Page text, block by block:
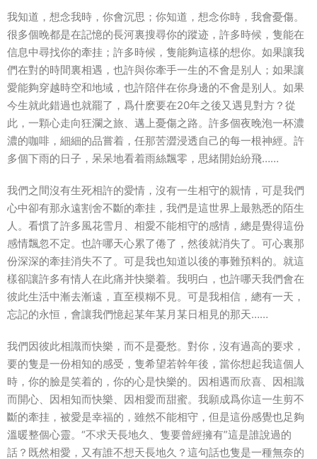
我知道，想念我時，你會沉思；你知道，想念你時，我會憂傷。
很多個晚都是在記憶的長河裏搜尋你的蹤迹，許多時候，隻能在
信息中尋找你的牽挂；許多時候，隻能夠這樣的想你。如果讓我
們在對的時間裏相遇，也許與你牽手一生的不會是别人；如果讓
愛能夠穿越時空和地域，也許陪伴在你身邊的不會是别人。如果
今生就此錯過也就罷了，爲什麽要在20年之後又遇見對方？從
此，一顆心走向狂瀾之旅、邁上憂傷之路。許多個夜晚泡一杯濃
濃的咖啡，細細的品嘗着，任那苦澀浸透自己的每一根神經。許
多個下雨的日子，呆呆地看着雨絲飄零，思緒開始紛飛……
我們之間沒有生死相許的愛情，沒有一生相守的親情，可是我們
心中卻有那永遠割舍不斷的牽挂，我們是這世界上最熟悉的陌生
人。看慣了許多風花雪月、相愛不能相守的感情，總是覺得這份
感情飄忽不定。也許哪天心累了倦了，然後就消失了。可心裏那
份深深的牽挂消失不了。可是我也知道以後的事難預料的。就這
樣卻讓許多有情人在此痛并快樂着。我明白，也許哪天我們會在
彼此生活中漸去漸遠，直至模糊不見。可是我相信，總有一天，
忘記的永恒，會讓我們憶起某年某月某日相見的那天……
我們因彼此相識而快樂，而不是憂愁。對你，沒有過高的要求，
要的隻是一份相知的感受，隻希望若幹年後，當你想起我這個人
時，你的臉是笑着的，你的心是快樂的。因相遇而欣喜、因相識
而開心、因相知而快樂、因相愛而甜蜜。我願成爲你這一生剪不
斷的牽挂，被愛是幸福的，雖然不能相守，但是這份感覺也足夠
溫暖整個心靈。“不求天長地久、隻要曾經擁有”這是誰說過的
話？既然相愛，又有誰不想天長地久？這句話也隻是一種無奈的